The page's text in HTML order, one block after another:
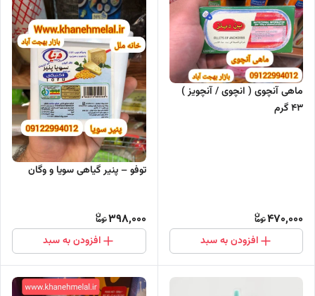
ماهی آنچوی ( انچوی / آنچویز )
۴۳ گرم
470,000
افزودن به سبد
توفو – پنیر گیاهی سویا و وگان
398,000
افزودن به سبد